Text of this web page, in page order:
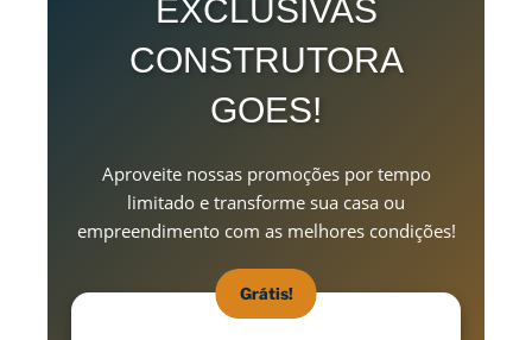
EXCLUSIVAS
CONSTRUTORA
GOES!
Aproveite nossas promoções por tempo
limitado e transforme sua casa ou
empreendimento com as melhores condições!
Grátis!